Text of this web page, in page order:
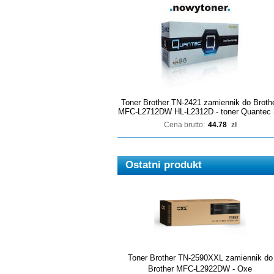
Toner Brother TN-2421 zamiennik do
MFC-L2712DW HL-L2312D - toner Quantec
Cena brutto: 44.78 zł
Ostatni produkt
Toner Brother TN-2590XXL zamiennik do
Brother MFC-L2922DW - Oxe